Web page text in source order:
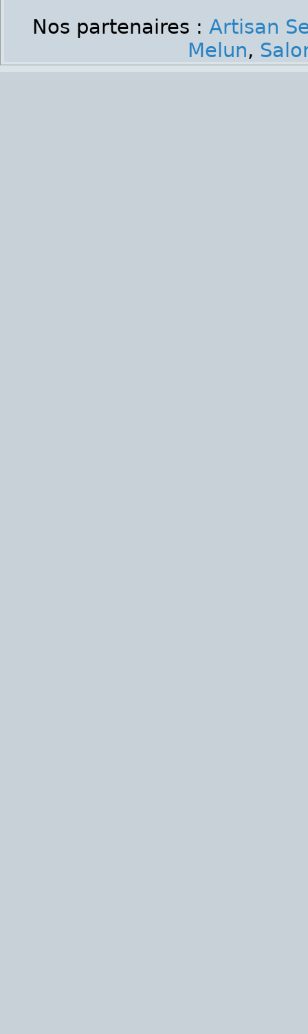
Nos partenaires : Artisan
Melun,